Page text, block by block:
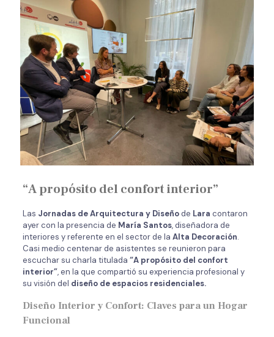
“A propósito del confort interior”
Las Jornadas de Arquitectura y Diseñode Lara contaron
ayer con la presencia de María Santos, diseñadora de
interiores y referente en el sector de la Alta Decoración.
Casi medio centenar de asistentes se reunieron para
escuchar su charla titulada “A propósito del confort
interior”, en la que compartió su experiencia profesional y
su visión del diseño de espacios residenciales.
Diseño Interior y Confort: Claves para un Hogar
Funcional